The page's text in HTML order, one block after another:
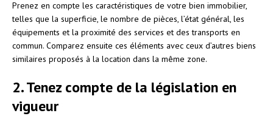
Prenez en compte les caractéristiques de votre bien immobilier,
telles que la superficie, le nombre de pièces, l’état général, les
équipements et la proximité des services et des transports en
commun. Comparez ensuite ces éléments avec ceux d’autres biens
similaires proposés à la location dans la même zone.
2. Tenez compte de la législation en
vigueur